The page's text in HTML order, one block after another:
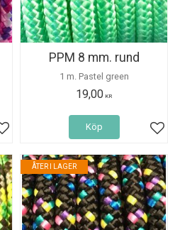
Lägg till i favoriter
PPM 8 mm. rund
1 m. Pastel green
19,00 KR
Köp
ÅTER I LAGER